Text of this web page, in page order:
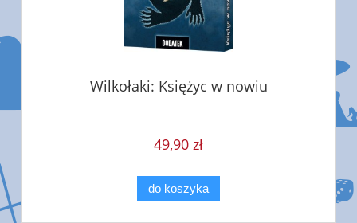
Wilkołaki: Księżyc w nowiu
49,90 zł
do koszyka